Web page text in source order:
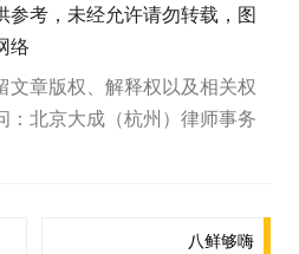
美食杂谈
资讯
参考，未经允许请勿转载，图
络
文章版权、解释权以及相关权
：北京大成（杭州）律师事务
八鲜够嗨